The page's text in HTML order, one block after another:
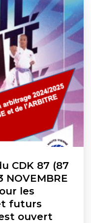
CDK 87 (87
NOVEMBRE
les
futurs
ouvert